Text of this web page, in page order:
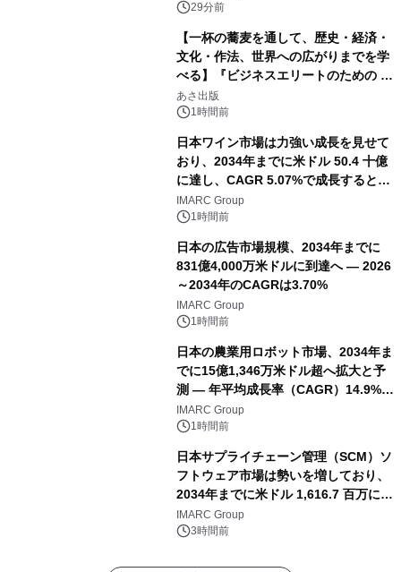
29分前
【一杯の蕎麦を通して、歴史・経済・
文化・作法、世界への広がりまでを学
べる】『ビジネスエリートのための 教
養としての蕎麦』2026年8月25日
（火）発売
あさ出版
1時間前
日本ワイン市場は力強い成長を見せて
おり、2034年までに米ドル 50.4 十億
に達し、CAGR 5.07%で成長すると予
測
IMARC Group
1時間前
日本の広告市場規模、2034年までに
831億4,000万米ドルに到達へ ― 2026
～2034年のCAGRは3.70%
IMARC Group
1時間前
日本の農業用ロボット市場、2034年ま
でに15億1,346万米ドル超へ拡大と予
測 ― 年平均成長率（CAGR）14.9%を
記録
IMARC Group
1時間前
日本サプライチェーン管理（SCM）ソ
フトウェア市場は勢いを増しており、
2034年までに米ドル 1,616.7 百万に達
し、CAGR 3.42%で成長すると予測
IMARC Group
3時間前